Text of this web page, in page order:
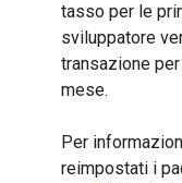
tasso per le
sviluppatore
transazione
mese.
Per
reimpostati i